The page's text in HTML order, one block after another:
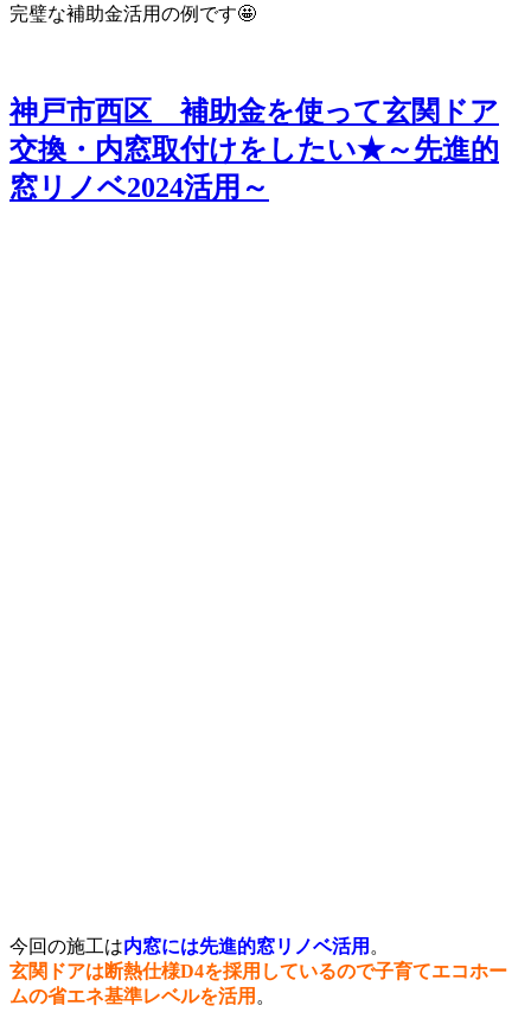
完璧な補助金活用の例です🤩
神戸市西区 補助金を使って玄関ドア
交換・内窓取付けをしたい★～先進的
窓リノベ2024活用～
今回の施工は内窓には先進的窓リノベ活用 。
玄関ドアは断熱仕様D4を採用しているので子育てエコホー
ムの省エネ基準レベルを活用 。